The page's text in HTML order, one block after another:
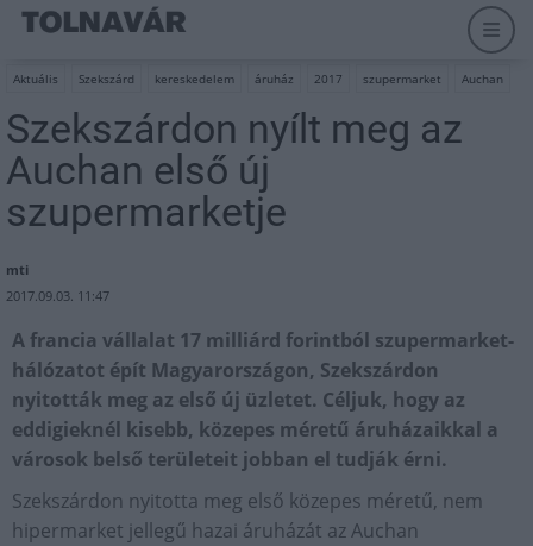
Aktuális Szekszárd kereskedelem áruház 2017 szupermarket Auchan
Szekszárdon nyílt meg az
Auchan első új
szupermarketje
mti
2017.09.03. 11:47
A francia vállalat 17 milliárd forintból szupermarket-
hálózatot épít Magyarországon, Szekszárdon
nyitották meg az első új üzletet. Céljuk, hogy az
eddigieknél kisebb, közepes méretű áruházaikkal a
városok belső területeit jobban el tudják érni.
Szekszárdon nyitotta meg első közepes méretű, nem
hipermarket jellegű hazai áruházát az Auchan